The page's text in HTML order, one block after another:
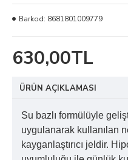
630,00TL
Barkod: 8681801009779
ÜRÜN AÇIKLAMASI
Su bazlı formülüyle
uygulanarak kullanılan
kayganlaştırıcı jeldir.